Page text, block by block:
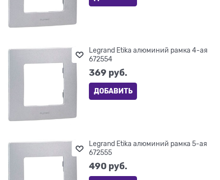
Legrand Etika алюминий рамка 4-ая
672554
369 руб.
ДОБАВИТЬ
Legrand Etika алюминий рамка 5-ая
672555
490 руб.